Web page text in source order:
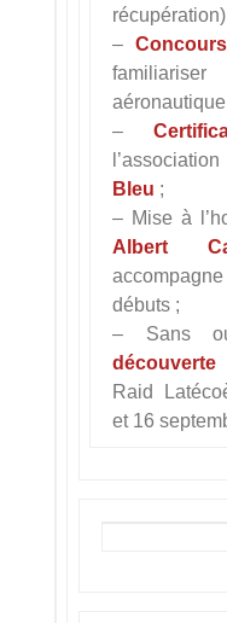
récupération)
–
aéronautique
–
l’association
Bleu ;
– Mise à
Albert
débuts ;
– Sans
découverte
Raid
et 16